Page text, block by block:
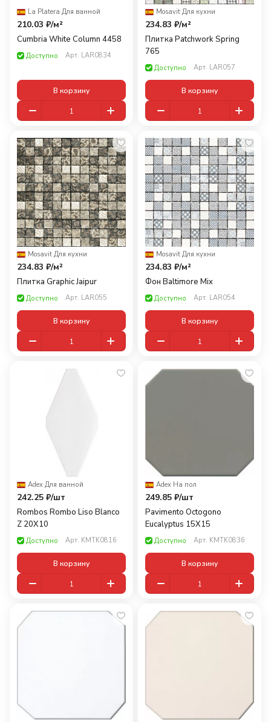
La Platera·Для ванной
210.03 ₽/м²
Cumbria White Column 4458
Доступно Арт. LAR0834
В корзину
Mosavit·Для кухни
234.83 ₽/м²
Плитка Patchwork Spring
765
Доступно Арт. LAR057
В корзину
Mosavit·Для кухни
234.83 ₽/м²
Плитка Graphic Jaipur
Доступно Арт. LAR055
В корзину
Mosavit·Для кухни
234.83 ₽/м²
Фон Baltimore Mix
Доступно Арт. LAR054
В корзину
Adex·Для ванной
242.25 ₽/шт
Rombos Rombo Liso Blanco
Z 20X10
Доступно Арт. KMTK0816
В корзину
Adex·На пол
249.85 ₽/шт
Pavimento Octogono
Eucalyptus 15X15
Доступно Арт. KMTK0836
В корзину